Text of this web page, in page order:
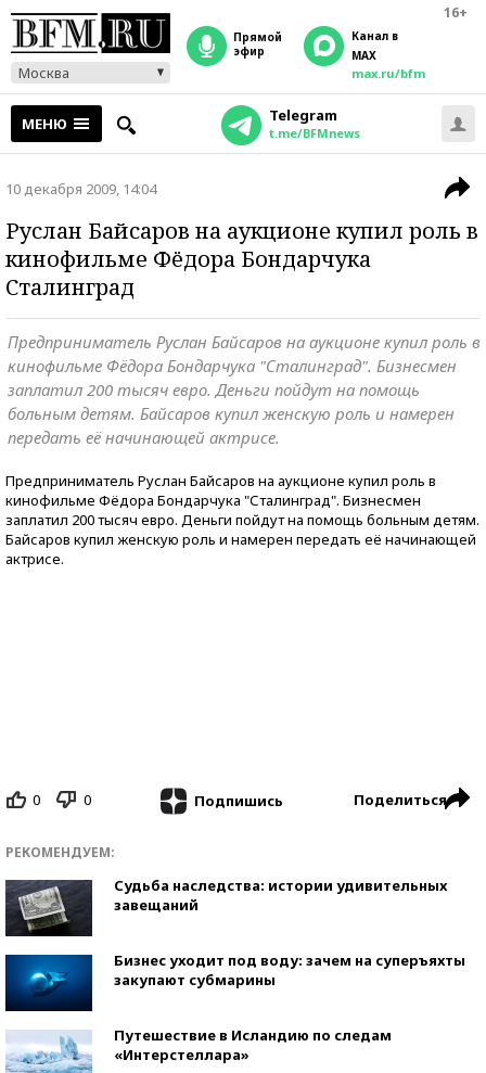
16+
Москва
прямой
эфир
Канал в
MAX
max.ru/bfm
МЕНЮ Telegram
t.me/BFMnews
10 декабря 2009, 14:04
Руслан Байсаров на аукционе купил роль в
кинофильме Фёдора Бондарчука
Сталинград
Предприниматель Руслан Байсаров на аукционе купил роль в
кинофильме Фёдора Бондарчука "Сталинград". Бизнесмен
заплатил 200 тысяч евро. Деньги пойдут на помощь
больным детям. Байсаров купил женскую роль и намерен
передать её начинающей актрисе.
Предприниматель Руслан Байсаров на аукционе купил роль в
кинофильме Фёдора Бондарчука "Сталинград". Бизнесмен
заплатил 200 тысяч евро. Деньги пойдут на помощь больным детям.
Байсаров купил женскую роль и намерен передать её начинающей
актрисе.
0 0 Подпишись Поделиться
РЕКОМЕНДУЕМ:
Судьба наследства: истории удивительных
завещаний
Бизнес уходит под воду: зачем на суперъяхты
закупают субмарины
Путешествие в Исландию по следам
«Интерстеллара»